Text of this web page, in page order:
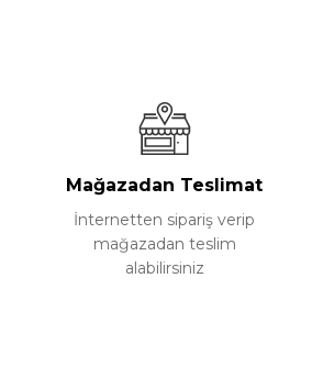
Mağazadan Teslimat
İnternetten sipariş verip
mağazadan teslim
alabilirsiniz